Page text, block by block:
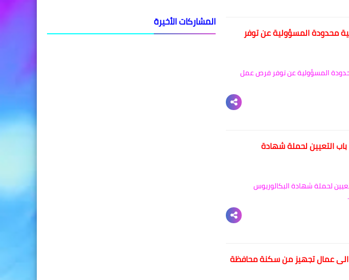
محدودة المسؤولية عن توفر
المسؤولية عن توفر فرص عمل
التعيين لحملة شهادة
لحملة شهادة البكالوريوس
الى عمال تجهيز من سكنة محافظة
المشاركات الأخيرة